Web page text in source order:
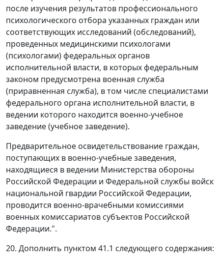
после изучения результатов профессионального
психологического отбора указанных граждан или
соответствующих исследований (обследований),
проведенных медицинскими психологами
(психологами) федеральных органов
исполнительной власти, в которых федеральным
законом предусмотрена военная служба
(приравненная служба), в том числе специалистами
федерального органа исполнительной власти, в
ведении которого находится военно-учебное
заведение (учебное заведение).
Предварительное освидетельствование граждан,
поступающих в военно-учебные заведения,
находящиеся в ведении Министерства обороны
Российской Федерации и Федеральной службы войск
национальной гвардии Российской Федерации,
проводится военно-врачебными комиссиями
военных комиссариатов субъектов Российской
Федерации.".
20. Дополнить пунктом 41.1 следующего содержания: